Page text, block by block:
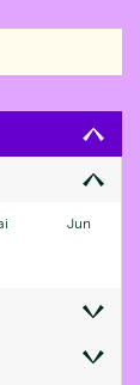
Jun